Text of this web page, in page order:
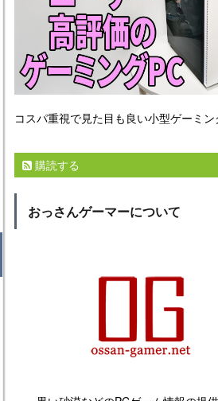
コスパ重視で見た目も良い小型ゲーミン
購読する
おっさんゲーマーについて